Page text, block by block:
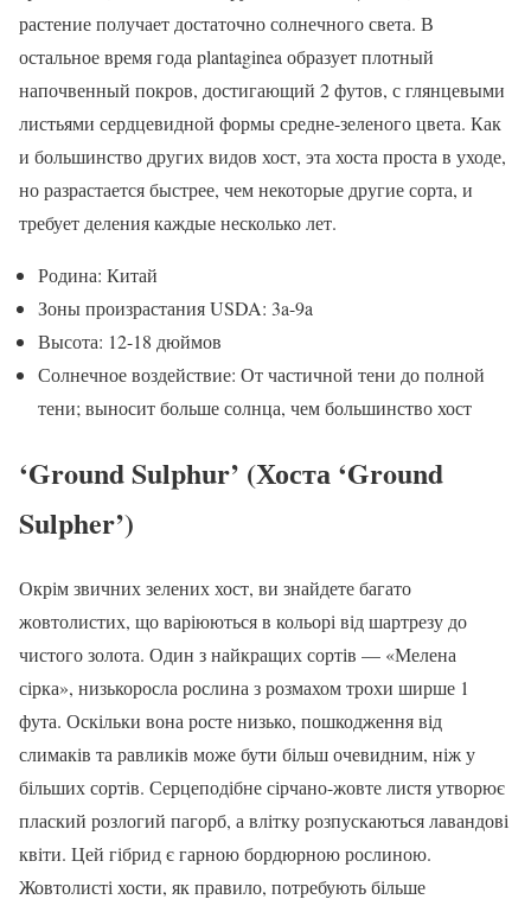
растение получает достаточно солнечного света. В
остальное время года plantaginea образует плотный
напочвенный покров, достигающий 2 футов, с глянцевыми
листьями сердцевидной формы средне-зеленого цвета. Как
и большинство других видов хост, эта хоста проста в уходе,
но разрастается быстрее, чем некоторые другие сорта, и
требует деления каждые несколько лет.
Родина: Китай
Зоны произрастания USDA: 3a-9a
Высота: 12-18 дюймов
Солнечное воздействие: От частичной тени до полной
тени; выносит больше солнца, чем большинство хост
‘Ground Sulphur’ (Хоста ‘Ground
Sulpher’)
Окрім звичних зелених хост, ви знайдете багато
жовтолистих, що варіюються в кольорі від шартрезу до
чистого золота. Один з найкращих сортів — «Мелена
сірка», низькоросла рослина з розмахом трохи ширше 1
фута. Оскільки вона росте низько, пошкодження від
слимаків та равликів може бути більш очевидним, ніж у
більших сортів. Серцеподібне сірчано-жовте листя утворює
плаский розлогий пагорб, а влітку розпускаються лавандові
квіти. Цей гібрид є гарною бордюрною рослиною.
Жовтолисті хости, як правило, потребують більше